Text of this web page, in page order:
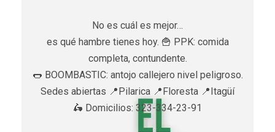
No es cuál es mejor…
es qué hambre tienes hoy. 🍟 PPK: comida
completa, contundente.
🌭 BOOMBASTIC: antojo callejero nivel peligroso.
Sedes abiertas 📍Pilarica 📍Floresta 📍Itagüí
🛵 Domicilios: 323-334-23-91